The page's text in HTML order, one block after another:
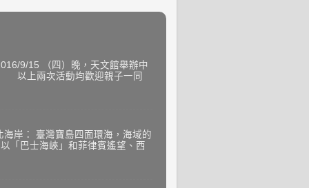
9/15 （四）晚，天文館舉辦中
以上兩次活動均歡迎親子一同
岸： 臺灣寶島四面環海，海域的
「巴士海峽」和菲律賓遙望、西